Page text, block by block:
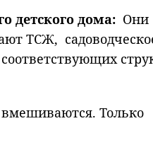
детского дома: Они
ТСЖ,
вмешиваются. Только